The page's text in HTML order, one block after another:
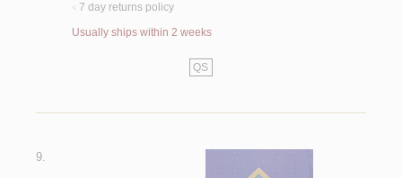
< 7 day returns policy
Usually ships within 2 weeks
QS
9.